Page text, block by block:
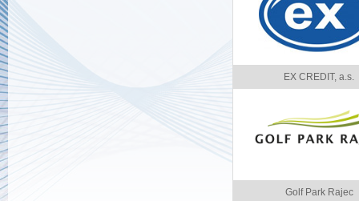
EX CREDIT, a.s.
Golf Park Rajec